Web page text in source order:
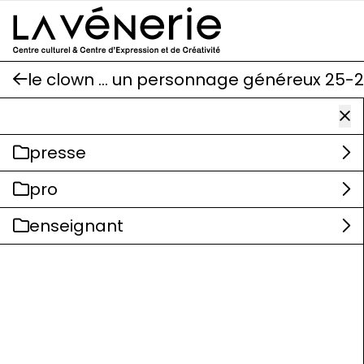
Aller au contenu principal
le clown … un personnage généreux 25-
presse
pro
enseignant